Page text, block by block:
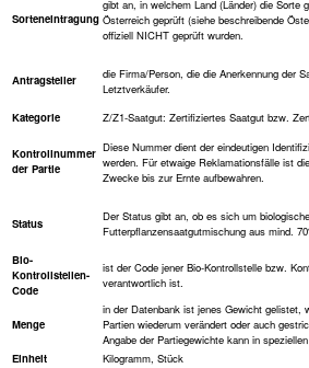
Sorteneintragung
gibt an, in welchem Land (Länder) die
Österreich geprüft (siehe beschreibende
offiziell NICHT geprüft wurden.
Antragsteller
die Firma/Person, die die Anerkennung der
Letztverkäufer.
Kategorie
Z/Z1-Saatgut: Zertifiziertes Saatgut bzw.
Kontrollnummer
der Partie
Diese Nummer dient der eindeutigen
werden. Für etwaige Reklamationsfälle ist
Zwecke bis zur Ernte aufbewahren.
Status
Der Status gibt an, ob es sich um
Futterpflanzensaatgutmischung aus mind.
Bio-
Kontrollstellen-
Code
ist der Code jener Bio-Kontrollstelle bzw.
verantwortlich ist.
Menge
in der Datenbank ist jenes Gewicht gelistet,
Partien wiederum verändert oder auch
Angabe der Partiegewichte kann in
Einheit
Kilogramm, Stück